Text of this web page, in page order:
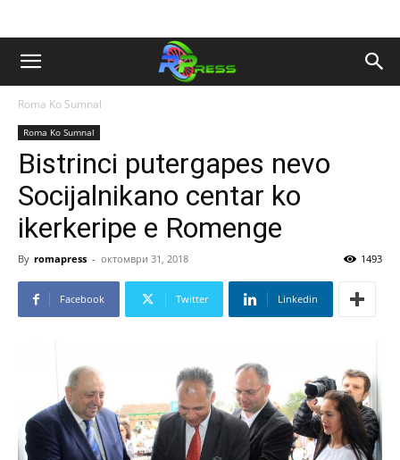
Roma Ko Sumnal
Roma Ko Sumnal
Bistrinci putergapes nevo
Socijalnikano centar ko
ikerkeripe e Romenge
By romapress - октомври 31, 2018 1493
Facebook Twitter Linkedin